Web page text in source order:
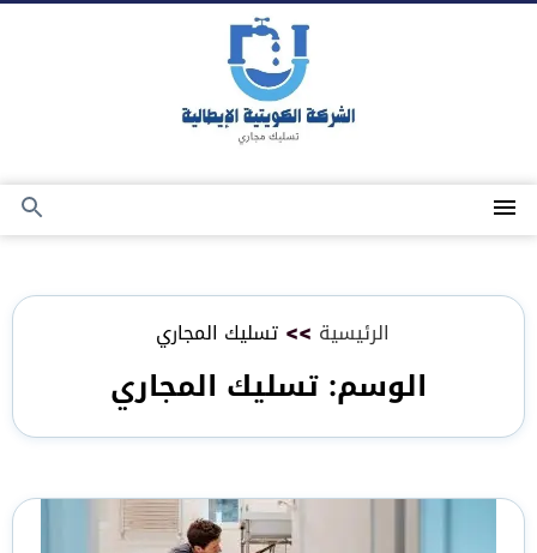
القائمة
بحث
الرئيسية >> تسليك المجاري
الوسم:تسليك المجاري